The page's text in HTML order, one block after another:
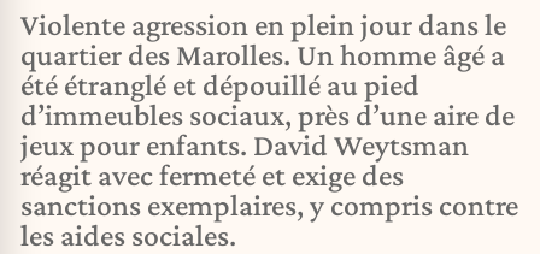
Violente agression en plein jour dans le
quartier des Marolles. Un homme âgé a
été étranglé et dépouillé au pied
d’immeubles sociaux, près d’une aire de
jeux pour enfants. David Weytsman
réagit avec fermeté et exige des
sanctions exemplaires, y compris contre
les aides sociales.